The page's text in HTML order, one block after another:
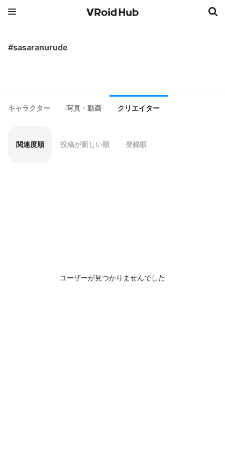
#sasaranurude
キャラクター 写真・動画 クリエイター
関連度順 投稿が新しい順 登録順
ユーザーが見つかりませんでした